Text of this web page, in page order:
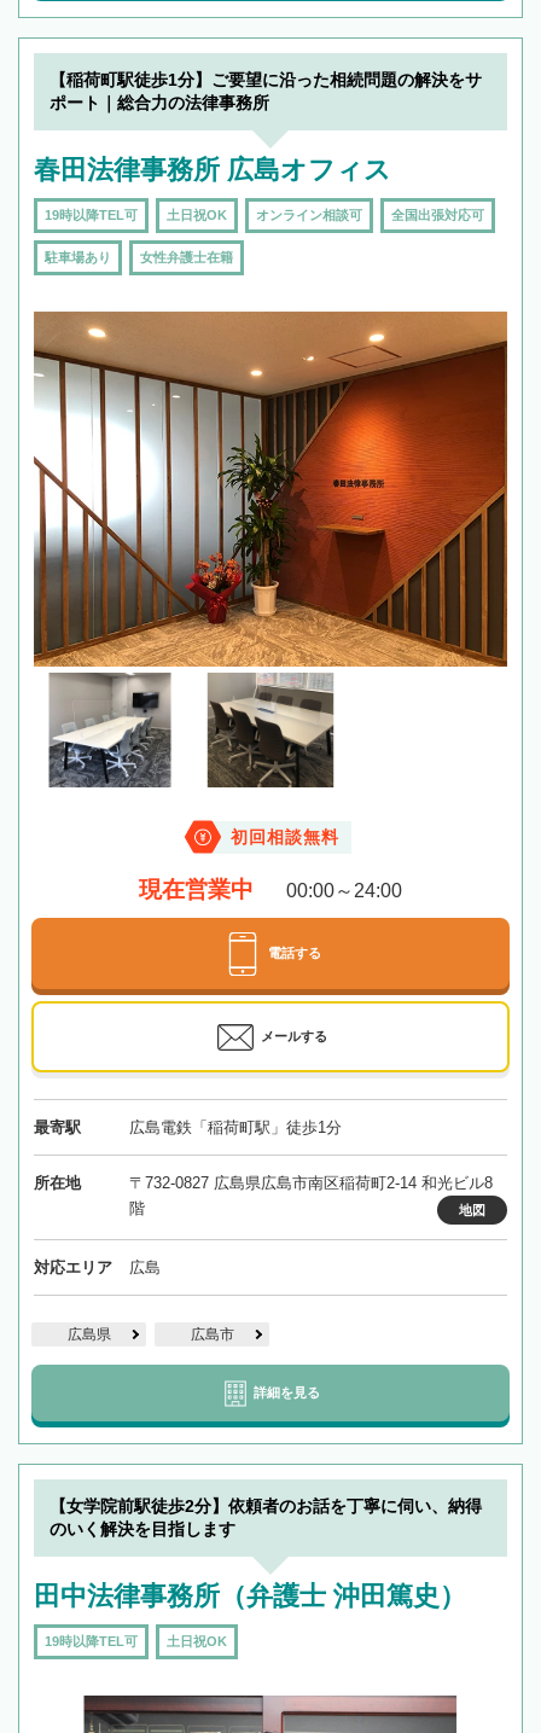
【稲荷町駅徒歩1分】ご要望に沿った相続問題の解決をサ
ポート｜総合力の法律事務所
春田法律事務所 広島オフィス
19時以降TEL可 土日祝OK オンライン相談可 全国出張対応可
駐車場あり 女性弁護士在籍
初回相談無料
現在営業中 00:00～24:00
電話する
メールする
最寄駅 広島電鉄「稲荷町駅」徒歩1分
所在地
〒732-0827 広島県広島市南区稲荷町2-14 和光ビル8
階
地図
対応エリア 広島
広島県 広島市
詳細を見る
【女学院前駅徒歩2分】依頼者のお話を丁寧に伺い、納得
のいく解決を目指します
田中法律事務所（弁護士 沖田篤史）
19時以降TEL可 土日祝OK